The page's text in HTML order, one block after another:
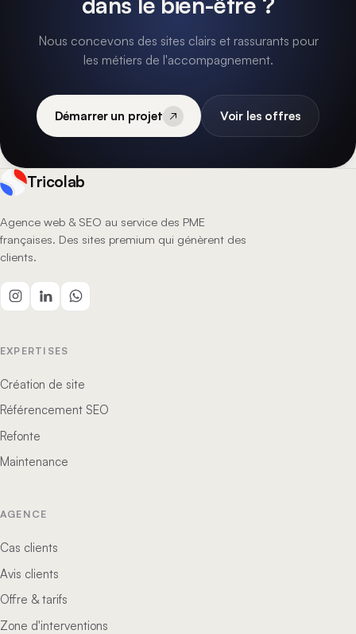
Nous concevons des sites clairs et rassurants pour
les métiers de l'accompagnement.
Démarrer un projet Voir les offres
Tricolab
Agence web & SEO au service des PME
françaises. Des sites premium qui génèrent des
clients.
EXPERTISES
Création de site
Référencement SEO
Refonte
Maintenance
AGENCE
Cas clients
Avis clients
Offre & tarifs
Zone d'interventions